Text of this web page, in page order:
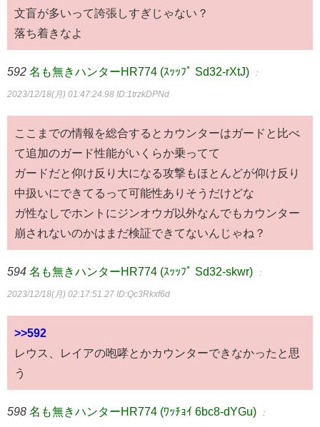
文盲が多いって誇張しすぎじゃない？
落ち着きなよ
592 名も無きハンターHR774 (ｽｯｯﾌﾟ Sd32-rXtJ) ：
2023/12/18(月) 01:47:24.98 ID:1trzkDPNd
ここまでの情報を総合するとカウンターはガードと比べ
て追加のガード性能がいくらか乗ってて
ガードだと仰け反り大になる攻撃もほとんどが仰け反り
中扱いにできてるって可能性ありそうだけどな
ガ性なしでホントにジンオウガ以外なんでもカウンター
崩されないのかはまだ検証できてないんじゃね？
594 名も無きハンターHR774 (ｽｯｯﾌﾟ Sd32-skwr) ：
2023/12/18(月) 02:17:51.27 ID:Qc3Rkxf6d
>>592
レウス、レイアの咆哮とかカウンターできなかったと思
う
598 名も無きハンターHR774 (ﾜｯﾁｮｲ 6bc8-dYGu) ：